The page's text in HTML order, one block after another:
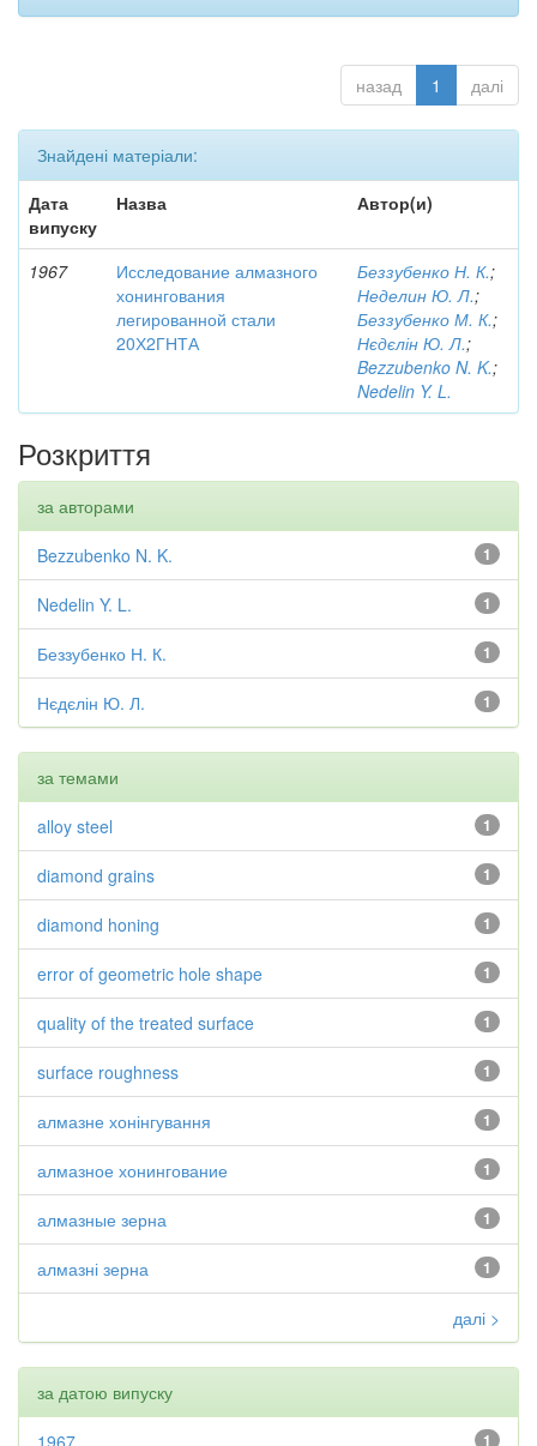
назад 1 далі
Знайдені матеріали:
Дата
випуску
Назва Автор(и)
1967
Исследование алмазного
хонингования
легированной стали
20Х2ГНТА
Беззубенко Н. К.;
Неделин Ю. Л.;
Беззубенко М. К.;
Нєдєлін Ю. Л.;
Bezzubenko N. K.;
Nedelin Y. L.
Розкриття
за авторами
1
Bezzubenko N. K.
1
Nedelin Y. L.
1
Беззубенко Н. К.
1
Нєдєлін Ю. Л.
за темами
1
alloy steel
1
diamond grains
1
diamond honing
1
error of geometric hole shape
1
quality of the treated surface
1
surface roughness
1
алмазне хонінгування
1
алмазное хонингование
1
алмазные зерна
1
алмазні зерна
далі >
за датою випуску
1
1967